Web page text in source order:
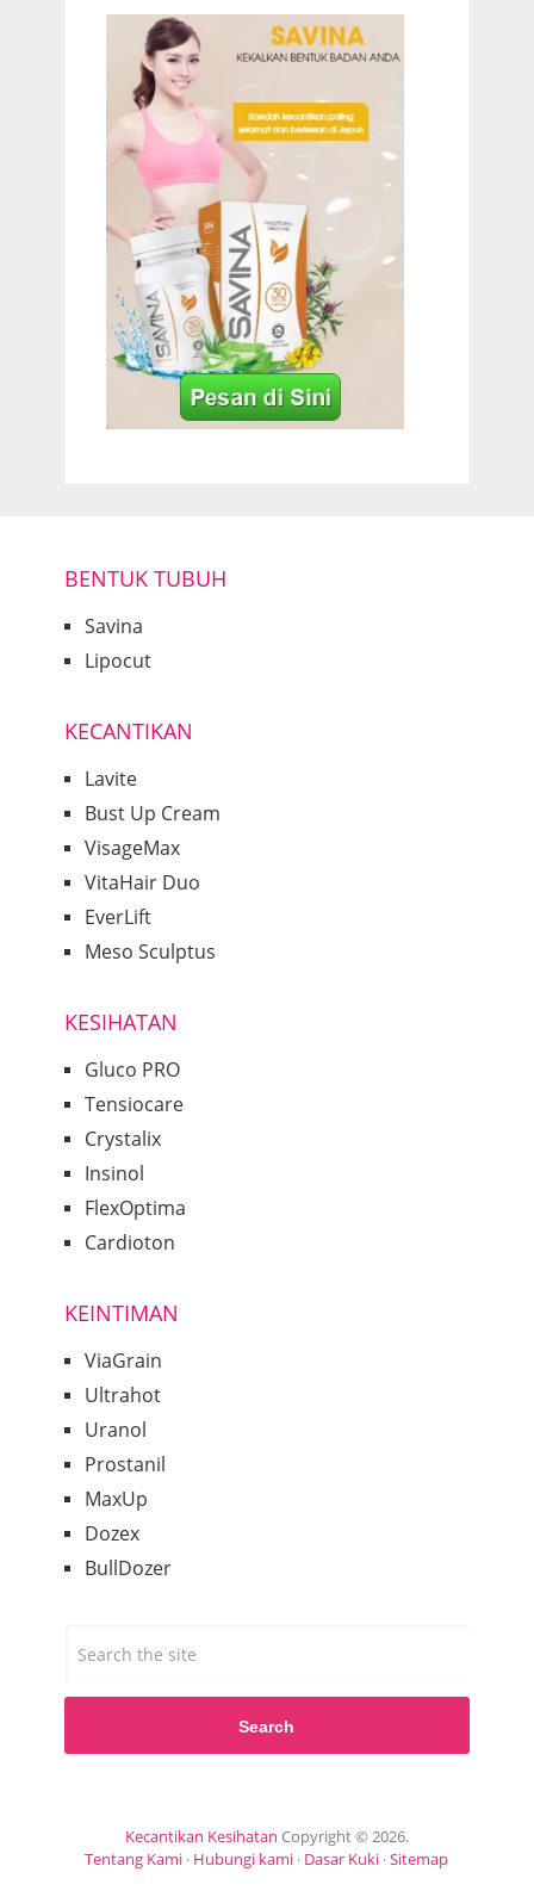
BENTUK TUBUH
Savina
Lipocut
KECANTIKAN
Lavite
Bust Up Cream
VisageMax
VitaHair Duo
EverLift
Meso Sculptus
KESIHATAN
Gluco PRO
Tensiocare
Crystalix
Insinol
FlexOptima
Cardioton
KEINTIMAN
ViaGrain
Ultrahot
Uranol
Prostanil
MaxUp
Dozex
BullDozer
Search
Kecantikan Kesihatan Copyright © 2026.
Tentang Kami · Hubungi kami · Dasar Kuki ·Sitemap